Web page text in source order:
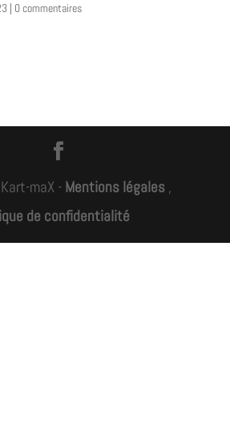
| 0 commentaires
maX -Mentions légales ,
de confidentialité